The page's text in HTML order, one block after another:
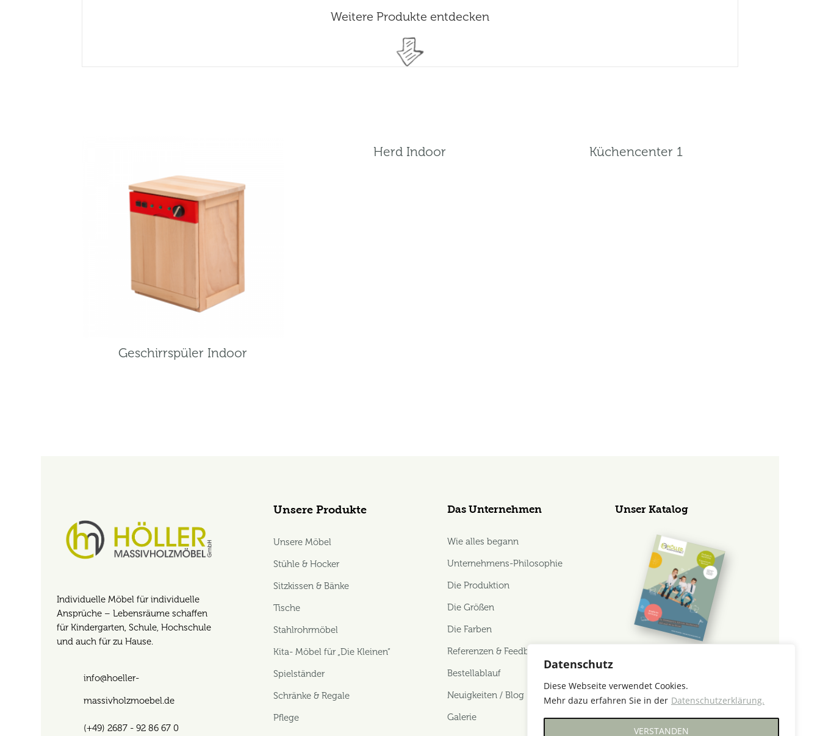
Datenschutz
Diese Webseite verwendet Cookies.
Mehr dazu erfahren Sie in der Datenschutzerklärung.
VERSTANDEN
Weitere Produkte entdecken
Geschirrspüler Indoor
Herd Indoor Küchencenter 1
Individuelle Möbel für individuelle
Ansprüche – Lebensräume schaffen
für Kindergarten, Schule, Hochschule
und auch für zu Hause.
info@hoeller-
massivholzmoebel.de
(+49) 2687 - 92 86 67 0
Unsere Produkte
Unsere Möbel
Stühle & Hocker
Sitzkissen & Bänke
Tische
Stahlrohrmöbel
Kita- Möbel für „Die Kleinen“
Spielständer
Schränke & Regale
Pflege
Das Unternehmen
Wie alles begann
Unternehmens-Philosophie
Die Produktion
Die Größen
Die Farben
Referenzen & Feedbacks
Bestellablauf
Neuigkeiten / Blog
Galerie
Unser Katalog
Unsere aktuelle Preisliste
ansehen